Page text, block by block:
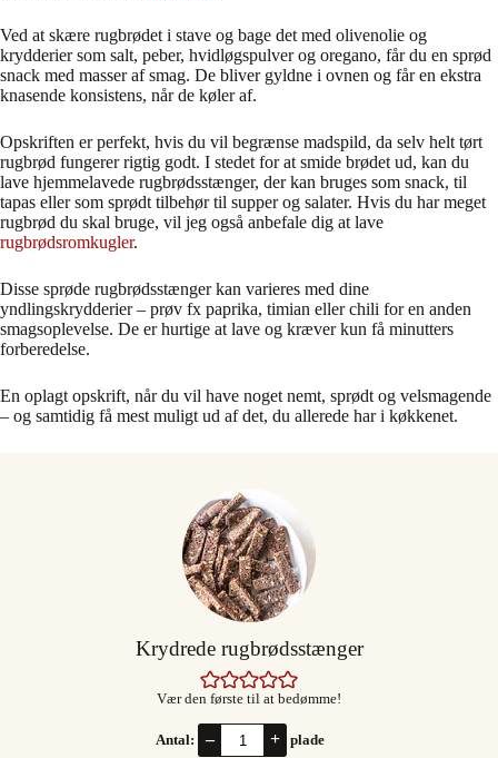
Ved at skære rugbrødet i stave og bage det med olivenolie og
krydderier som salt, peber, hvidløgspulver og oregano, får du en sprød
snack med masser af smag. De bliver gyldne i ovnen og får en ekstra
knasende konsistens, når de køler af.
Opskriften er perfekt, hvis du vil begrænse madspild, da selv helt tørt
rugbrød fungerer rigtig godt. I stedet for at smide brødet ud, kan du
lave hjemmelavede rugbrødsstænger, der kan bruges som snack, til
tapas eller som sprødt tilbehør til supper og salater. Hvis du har meget
rugbrød du skal bruge, vil jeg også anbefale dig at lave
rugbrødsromkugler.
Disse sprøde rugbrødsstænger kan varieres med dine
yndlingskrydderier – prøv fx paprika, timian eller chili for en anden
smagsoplevelse. De er hurtige at lave og kræver kun få minutters
forberedelse.
En oplagt opskrift, når du vil have noget nemt, sprødt og velsmagende
– og samtidig få mest muligt ud af det, du allerede har i køkkenet.
Krydrede rugbrødsstænger
Vær den første til at bedømme!
Antal: – + plade